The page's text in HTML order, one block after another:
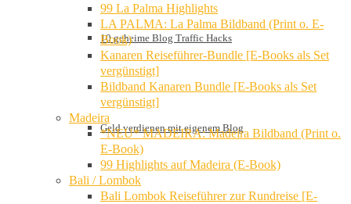
10 geheime Blog Traffic Hacks
Geld verdienen mit eigenem Blog
99 La Palma Highlights
LA PALMA: La Palma Bildband (Print o. E-
Book)
Kanaren Reiseführer-Bundle [E-Books als Set
vergünstigt]
Bildband Kanaren Bundle [E-Books als Set
vergünstigt]
Madeira
*NEU* MADEIRA: Madeira Bildband (Print o.
E-Book)
99 Highlights auf Madeira (E-Book)
Bali / Lombok
Bali Lombok Reiseführer zur Rundreise [E-